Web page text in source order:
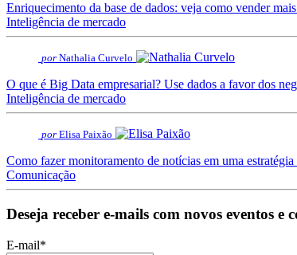
Enriquecimento da base de dados: veja como vender
Inteligência de mercado
por Nathalia Curvelo
O que é Big Data empresarial? Use dados a favor dos
Inteligência de mercado
por Elisa Paixão
Como fazer monitoramento de notícias em uma
Comunicação
Deseja receber e-mails com novos eventos e
E-mail*